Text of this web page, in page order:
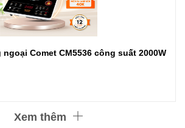
Comet CM5536 công suất 2000W
Xem thêm